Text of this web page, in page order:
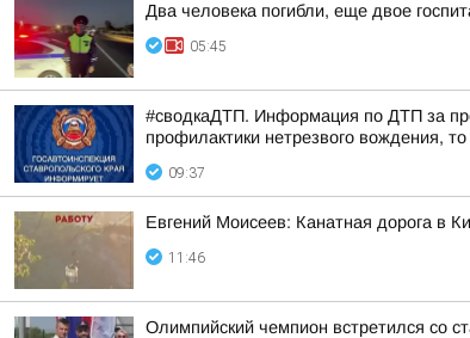
Два человека погибли, еще двое
05:45
#сводкаДТП. Информация по ДТП за
профилактики нетрезвого вождения,
09:37
Евгений Моисеев: Канатная дорога в
11:46
Олимпийский чемпион встретился со